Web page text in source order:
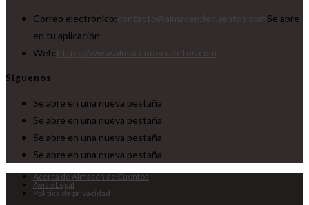
Correo electrónico:
Se abre
en tu aplicación
Web:
Síguenos
Se abre en una nueva pestaña
Se abre en una nueva pestaña
Se abre en una nueva pestaña
Se abre en una nueva pestaña
Acerca de Almacén de Cuentos
Aviso Legal
Política de privacidad